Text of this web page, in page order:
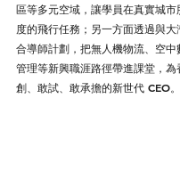
區等多元空域，讓學員在真實城
度的飛行任務；另一方面透過與
合導師計劃，把無人機物流、空
管理等新興職涯路徑帶進課堂，
創、敢試、敢承擔的新世代 CEO。